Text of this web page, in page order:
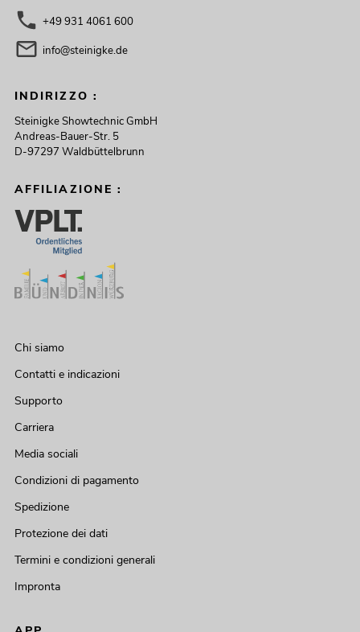
+49 931 4061 600
info@steinigke.de
INDIRIZZO :
Steinigke Showtechnic GmbH
Andreas-Bauer-Str. 5
D-97297 Waldbüttelbrunn
AFFILIAZIONE :
Chi siamo
Contatti e indicazioni
Supporto
Carriera
Media sociali
Condizioni di pagamento
Spedizione
Protezione dei dati
Termini e condizioni generali
Impronta